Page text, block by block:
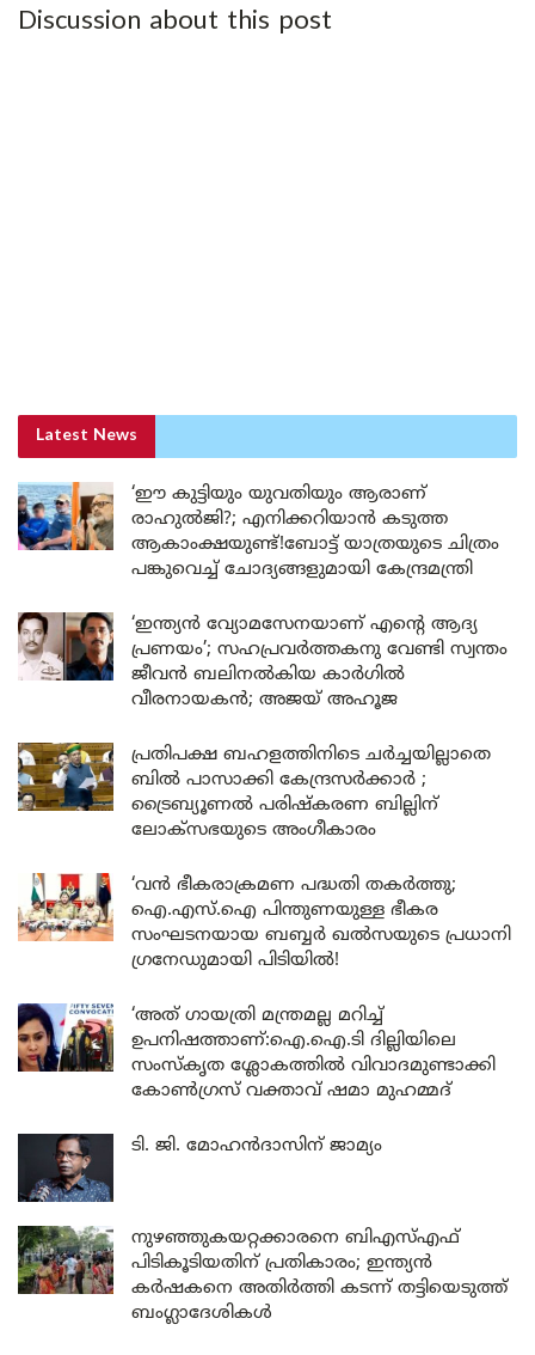
Discussion about this post
Latest News
‘ഈ കുട്ടിയും യുവതിയും ആരാണ്
രാഹുൽജി?; എനിക്കറിയാൻ കടുത്ത
ആകാംക്ഷയുണ്ട്!ബോട്ട് യാത്രയുടെ ചിത്രം
പങ്കുവെച്ച് ചോദ്യങ്ങളുമായി കേന്ദ്രമന്ത്രി
‘ഇന്ത്യൻ വ്യോമസേനയാണ് എന്റെ ആദ്യ
പ്രണയം’; സഹപ്രവർത്തകനു വേണ്ടി സ്വന്തം
ജീവൻ ബലിനൽകിയ കാർഗിൽ
വീരനായകൻ; അജയ് അഹൂജ
പ്രതിപക്ഷ ബഹളത്തിനിടെ ചർച്ചയില്ലാതെ
ബിൽ പാസാക്കി കേന്ദ്രസർക്കാർ ;
ട്രൈബ്യൂണൽ പരിഷ്കരണ ബില്ലിന്
ലോക്‌സഭയുടെ അംഗീകാരം
‘വൻ ഭീകരാക്രമണ പദ്ധതി തകർത്തു;
ഐ.എസ്.ഐ പിന്തുണയുള്ള ഭീകര
സംഘടനയായ ബബ്ബർ ഖൽസയുടെ പ്രധാനി
ഗ്രനേഡുമായി പിടിയിൽ!
‘അത് ഗായത്രി മന്ത്രമല്ല മറിച്ച്
ഉപനിഷത്താണ്:ഐ.ഐ.ടി ദില്ലിയിലെ
സംസ്കൃത ശ്ലോകത്തിൽ വിവാദമുണ്ടാക്കി
കോൺഗ്രസ് വക്താവ് ഷമാ മുഹമ്മദ്
ടി. ജി. മോഹൻദാസിന് ജാമ്യം
നുഴഞ്ഞുകയറ്റക്കാരനെ ബിഎസ്എഫ്
പിടികൂടിയതിന് പ്രതികാരം; ഇന്ത്യൻ
കർഷകനെ അതിർത്തി കടന്ന് തട്ടിയെടുത്ത്
ബംഗ്ലാദേശികൾ